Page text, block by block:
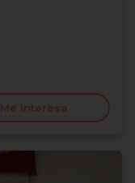
Me interesa